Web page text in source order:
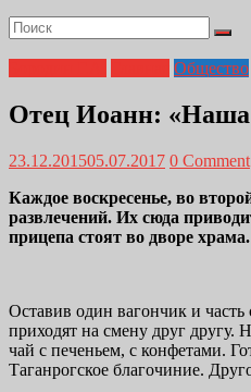
Общество
Отец Иоанн: «Наша
23.12.201505.07.2017 0 Comment
Каждое воскресенье, во
развлечений. Их сюда
прицепа стоят во дворе храма.
Оставив один вагончик и
приходят на смену друг
чай с печеньем, с конфетами.
Таганрогское благочиние.